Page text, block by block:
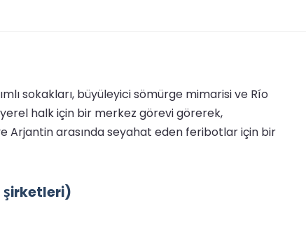
sokakları, büyüleyici sömürge mimarisi ve Río
halk için bir merkez görevi görerek,
Arjantin arasında seyahat eden feribotlar için bir
şirketleri)